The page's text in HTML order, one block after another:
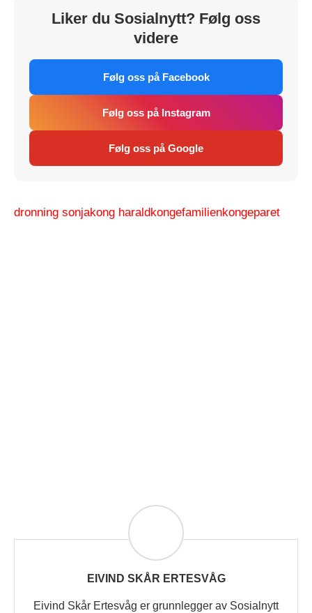
Liker du Sosialnytt? Følg oss
videre
Følg oss på Facebook
Følg oss på Instagram
Følg oss på Google
dronning sonjakong haraldkongefamilienkongeparet
EIVIND SKÅR ERTESVÅG
Eivind Skår Ertesvåg er grunnlegger av Sosialnytt